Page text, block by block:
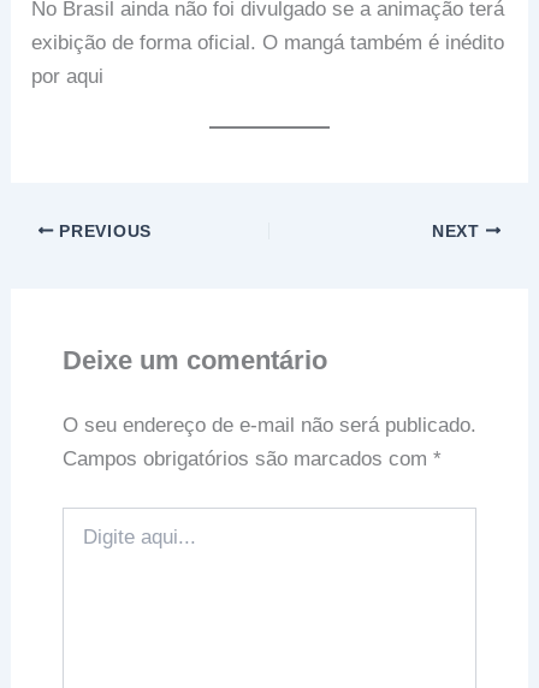
No Brasil ainda não foi divulgado se a animação terá
exibição de forma oficial. O mangá também é inédito
por aqui
PREVIOUS NEXT
Deixe um comentário
O seu endereço de e-mail não será publicado.
Campos obrigatórios são marcados com *
aqui...